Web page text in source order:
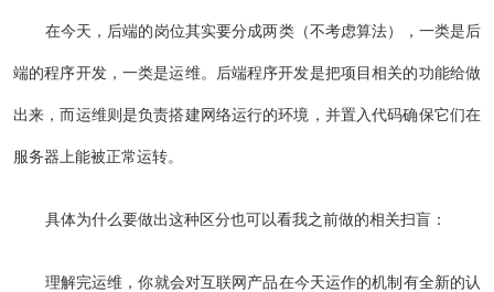
在今天，后端的岗位其实要分成两类（不考虑算法），一类是后
端的程序开发，一类是运维。后端程序开发是把项目相关的功能给做
出来，而运维则是负责搭建网络运行的环境，并置入代码确保它们在
服务器上能被正常运转。
具体为什么要做出这种区分也可以看我之前做的相关扫盲：
理解完运维，你就会对互联网产品在今天运作的机制有全新的认